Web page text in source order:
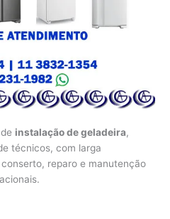
instalação de geladeira,
técnicos, com larga
conserto, reparo e manutenção